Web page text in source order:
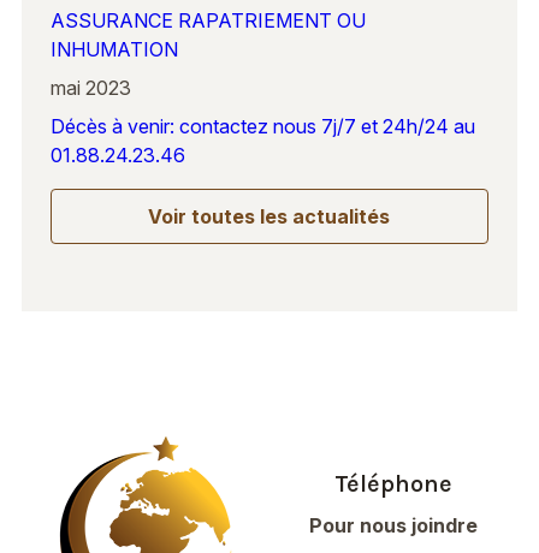
ASSURANCE RAPATRIEMENT OU
INHUMATION
mai 2023
Décès à venir: contactez nous 7j/7 et 24h/24 au
01.88.24.23.46
Voir toutes les actualités
Téléphone
Pour nous joindre